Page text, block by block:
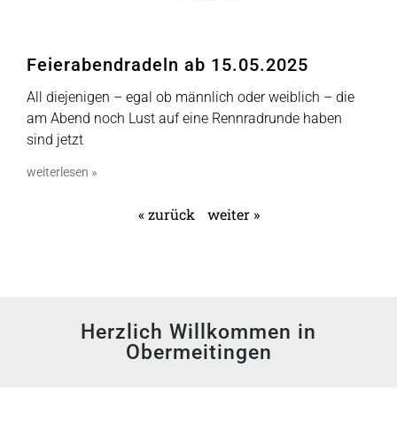
Feierabendradeln ab 15.05.2025
All diejenigen – egal ob männlich oder weiblich – die
am Abend noch Lust auf eine Rennradrunde haben
sind jetzt
weiterlesen »
« zurück weiter »
Herzlich Willkommen in
Obermeitingen